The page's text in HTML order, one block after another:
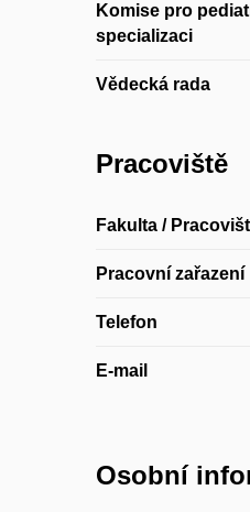
Komise pro
specializaci
Vědecká rada
Pracoviště
Fakulta /
Pracovní zařazení
Telefon
E-mail
Osobní